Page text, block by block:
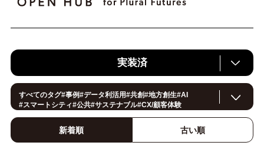
実装済
すべてのタグ#事例#データ利活用#共創#地方創生#AI
#スマートシティ#公共#サステナブル#CX/顧客体験
イノベーション #IoT
新着順 古い順